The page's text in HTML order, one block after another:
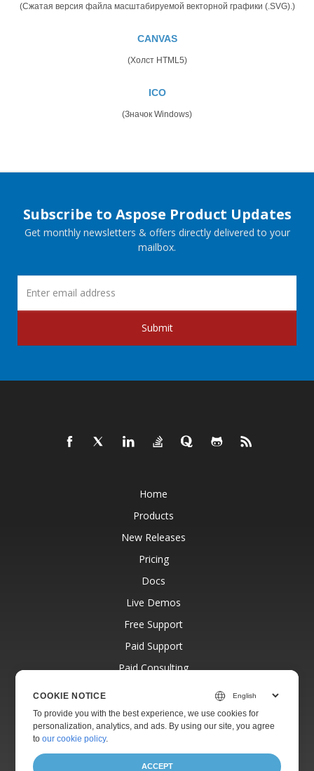
(Сжатая версия файла масштабируемой векторной графики (.SVG).)
CANVAS
(Холст HTML5)
ICO
(Значок Windows)
Subscribe to Aspose Product Updates
Get monthly newsletters & offers directly delivered to your
mailbox.
Submit
Home
Products
New Releases
Pricing
Docs
Live Demos
Free Support
Paid Support
Paid Consulting
Websites
About
COOKIE NOTICE
To provide you with the best experience, we use cookies for
personalization, analytics, and ads. By using our site, you agree
toour cookie policy.
ACCEPT